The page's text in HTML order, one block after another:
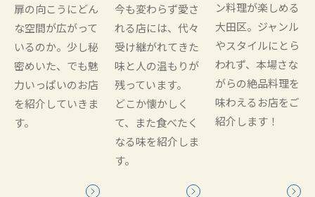
扉の向こうにどん
な空間が広がって
いるのか。少し秘
密めいた、でも魅
力いっぱいのお店
を紹介していきま
す。
今も変わらず愛さ
れる店には、代々
受け継がれてきた
味と人の温もりが
残っています。
どこか懐かしく
て、また食べたく
なる味を紹介しま
す。
ン料理が楽しめる
大田区。ジャンル
やスタイルにとら
われず、本場さな
がらの絶品料理を
味わえるお店をご
紹介します！